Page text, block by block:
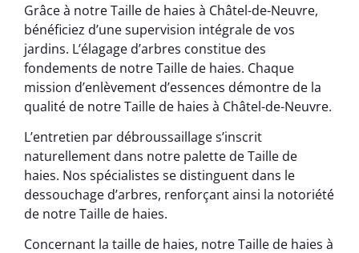
Grâce à notre Taille de haies à Châtel-de-Neuvre,
bénéficiez d’une supervision intégrale de vos
jardins. L’élagage d’arbres constitue des
fondements de notre Taille de haies. Chaque
mission d’enlèvement d’essences démontre de la
qualité de notre Taille de haies à Châtel-de-Neuvre.
L’entretien par débroussaillage s’inscrit
naturellement dans notre palette de Taille de
haies. Nos spécialistes se distinguent dans le
dessouchage d’arbres, renforçant ainsi la notoriété
de notre Taille de haies.
Concernant la taille de haies, notre Taille de haies à